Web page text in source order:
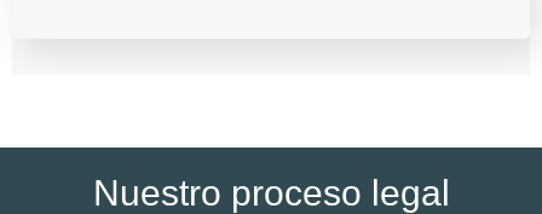
Nuestro proceso legal